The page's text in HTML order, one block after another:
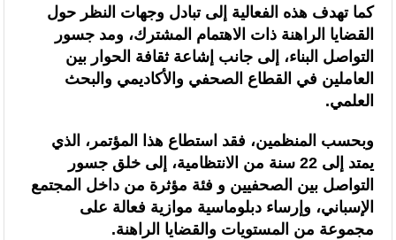
برقية تهنئة إلى جلالة الملك من المدير العام لمنظمة “إيسيسكو” بمناسبة عيد
العرش المجيد
المنتخب المغربي للسيدات يتأهل إلى ربع النهائي عقب تعادله أمام نظيره
كما تهدف هذه الفعالية إلى تبادل وجهات النظر حول
القضايا الراهنة ذات الاهتمام المشترك، ومد جسور
التواصل البناء، إلى جانب إشاعة ثقافة الحوار بين
العاملين في القطاع الصحفي والأكاديمي والبحث
العلمي.
وبحسب المنظمين، فقد استطاع هذا المؤتمر، الذي
يمتد إلى 22 سنة من الانتظامية، إلى خلق جسور
التواصل بين الصحفيين و فئة مؤثرة من داخل المجتمع
الإسباني، وإرساء دبلوماسية موازية فعالة على
مجموعة من المستويات والقضايا الراهنة.